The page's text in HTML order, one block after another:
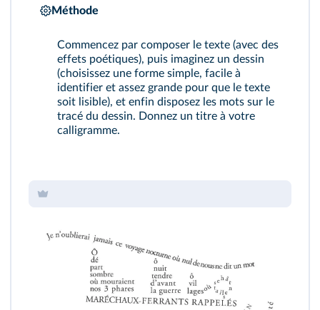
Méthode
Commencez par composer le texte (avec des
effets poétiques), puis imaginez un dessin
(choisissez une forme simple, facile à
identifier et assez grande pour que le texte
soit lisible), et enfin disposez les mots sur le
tracé du dessin. Donnez un titre à votre
calligramme.